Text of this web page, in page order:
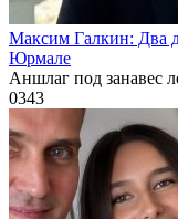
Максим Галкин: Два
Юрмале
Аншлаг под занавес
0343